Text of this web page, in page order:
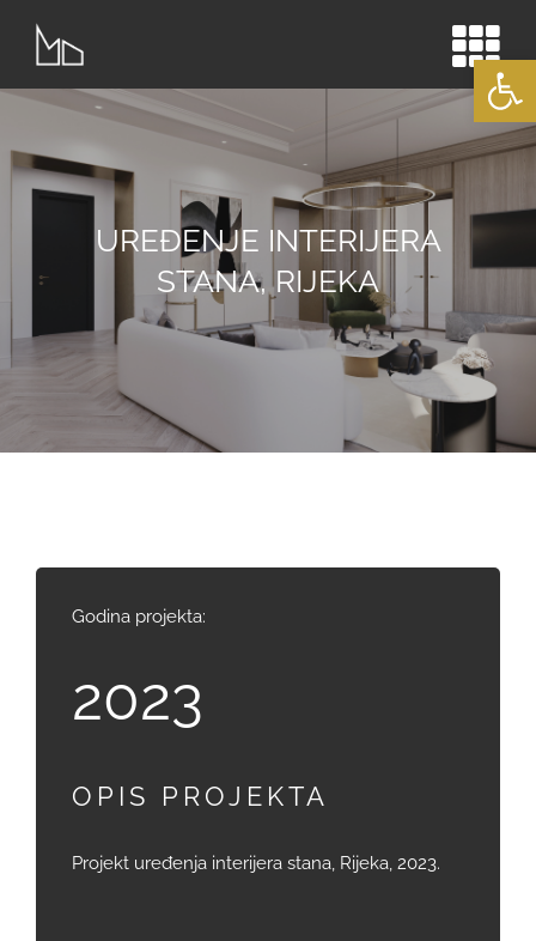
content
UREĐENJE INTERIJERA
STANA, RIJEKA
Godina projekta:
2023
OPIS PROJEKTA
Projekt uređenja interijera stana, Rijeka, 2023.